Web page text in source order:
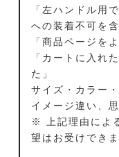
「左ハンドル用
への装着不可を含
「商品ページを
「カートに入れ
た」
サイズ・カラー
イメージ違い、
※ 上記理由によ
望はお受けできま